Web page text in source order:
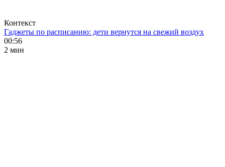
Контекст
Гаджеты по расписанию: дети вернутся на свежий воздух
00:56
2 мин